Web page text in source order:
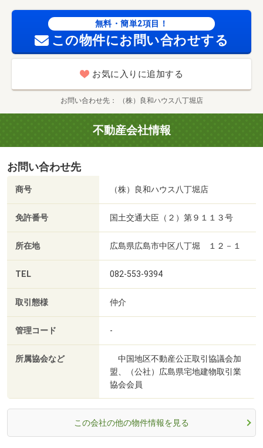
無料・簡単2項目！
この物件にお問い合わせする
お気に入りに追加する
お問い合わせ先 （株）良和ハウス八丁堀店
不動産会社情報
お問い合わせ先
商号 （株）良和ハウス八丁堀店
免許番号 国土交通大臣（２）第９１１３号
所在地 広島県広島市中区八丁堀 １２－１
TEL 082-553-9394
取引態様 仲介
管理コード -
所属協会など
中国地区不動産公正取引協議会加
盟、（公社）広島県宅地建物取引業
協会会員
この会社の他の物件情報を見る